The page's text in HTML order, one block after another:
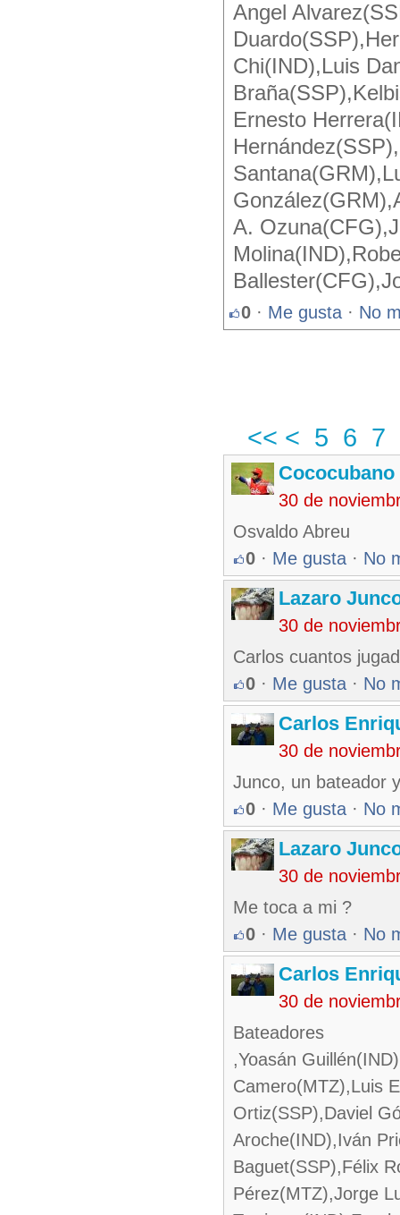
Angel
Chi(IND),Luis
Ernesto
A.
0 · Me gusta · No
<< < 5 6 7
Cococubano
30 de
Osvaldo Abreu
0 · Me gusta · No
Lazaro
30 de
Carlos cuantos
0 · Me gusta · No
Carlos
30 de
Junco, un bateador
0 · Me gusta · No
Lazaro
30 de
Me toca a mi ?
0 · Me gusta · No
Carlos
30 de
Bateadores
,Yoasán
Camero(MTZ),Luis
Ortiz(SSP),Daviel
Aroche(IND),Iván
Baguet(SSP),Félix
Pérez(MTZ),Jorge